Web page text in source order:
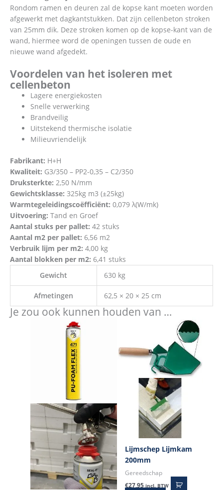
Rondom ramen en deuren zal de kopse kant moeten worden
afgewerkt met dagkantstukken. Dat zijn cellenbeton stroken
van 25mm dik. Deze stroken komen op de kopse-kant van de
wand, hiermee word de openingen tussen de oude en
nieuwe wand afgedekt.
Voordelen van het isoleren met
cellenbeton
Lagere energiekosten
Snelle verwerking
Brandveilig
Uitstekend thermische isolatie
Milieuvriendelijk
Fabrikant: H+H
Kwaliteit: G3/350 – PP2-0,35 – C2/350
Druksterkte: 2,50 N/mm
Gewichtsklasse: 325kg m3 (±25kg)
Warmtegeleidingscoëfficiënt: 0,079 λ(W/mk)
Uitvoering: Tand en Groef
Aantal stuks per pallet: 42 stuks
Aantal m2 per pallet: 6,56 m2
Verbruik lijm per m2: 4,00 kg
Aantal blokken per m2: 6,41 stuks
Gewicht
630 kg
Afmetingen 62,5 × 20 × 25 cm
Je zou ook kunnen houden van …
Lijmschep Lijmkam
200mm
Gereedschap
€27,95 incl. BTW